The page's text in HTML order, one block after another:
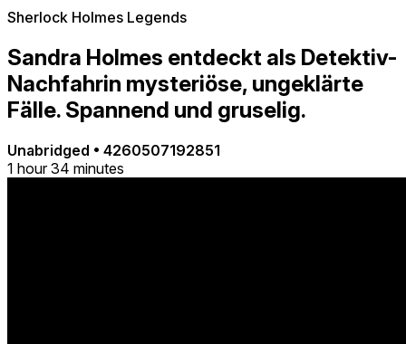
Sherlock Holmes Legends
Sandra Holmes entdeckt als Detektiv-
Nachfahrin mysteriöse, ungeklärte
Fälle. Spannend und gruselig.
Unabridged • 4260507192851
1 hour 34 minutes